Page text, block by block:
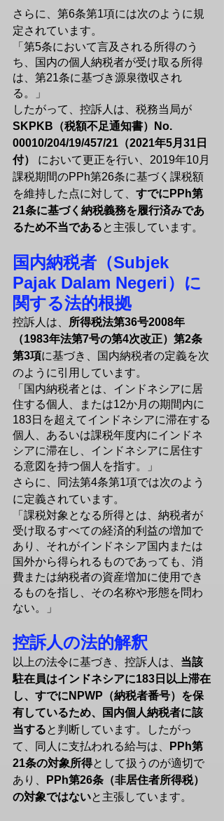
さらに、第6条第1項には次のように規
定されています。
「第5条において言及される所得のう
ち、国内の個人納税者が受け取る所得
は、第21条に基づき源泉徴収され
る。」
したがって、控訴人は、税務当局が
SKPKB（税額不足通知書）No.
00010/204/19/457/21（2021年5月31日
付）
において更正を行い、2019年10月
課税期間のPPh第26条に基づく課税額
を維持した点に対して、 すでにPPh第
21条に基づく納税義務を履行済みであ
るため不当であると主張しています。
国内納税者（Subjek
Pajak Dalam Negeri）に
関する法的根拠
控訴人は、
所得税法第36号2008年
（1983年法第7号の第4次改正）第2条
第3項に基づき、国内納税者の定義を次
のように引用しています。
「国内納税者とは、インドネシアに居
住する個人、または12か月の期間内に
183日を超えてインドネシアに滞在する
個人、あるいは課税年度内にインドネ
シアに滞在し、インドネシアに居住す
る意図を持つ個人を指す。」
さらに、同法第4条第1項では次のよう
に定義されています。
「課税対象となる所得とは、納税者が
受け取るすべての経済的利益の増加で
あり、それがインドネシア国内または
国外から得られるものであっても、消
費または納税者の資産増加に使用でき
るものを指し、その名称や形態を問わ
ない。」
控訴人の法的解釈
以上の法令に基づき、控訴人は、 当該
駐在員はインドネシアに183日以上滞在
し、すでにNPWP（納税者番号）を保
有しているため、国内個人納税者に該
当すると判断しています。したがっ
て、同人に支払われる給与は、
PPh第
21条の対象所得として扱うのが適切で
あり、
PPh第26条（非居住者所得税）
の対象ではないと主張しています。